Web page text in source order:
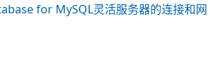
for MySQL灵活服务器的连接和网